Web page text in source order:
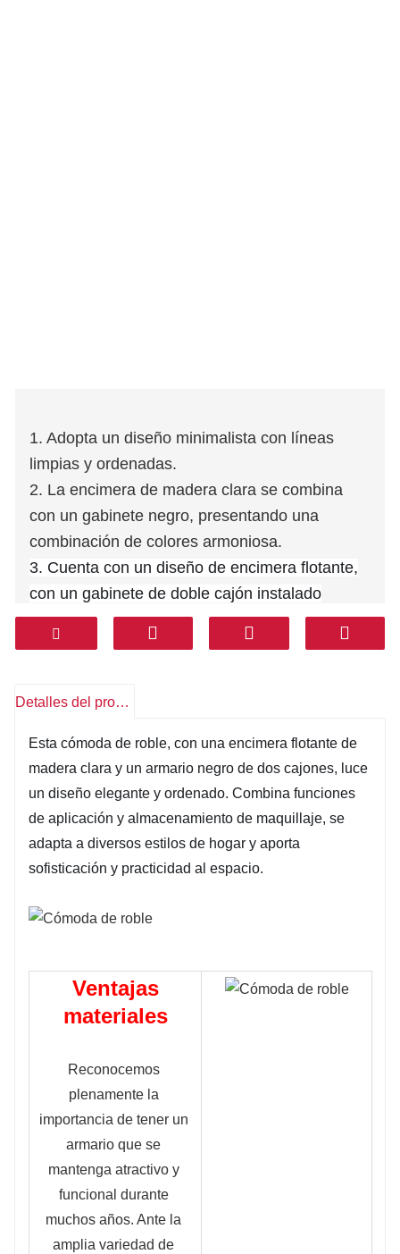
1. Adopta un diseño minimalista con líneas
limpias y ordenadas.
2. La encimera de madera clara se combina
con un gabinete negro, presentando una
combinación de colores armoniosa.
3. Cuenta con un diseño de encimera flotante,
con un gabinete de doble cajón instalado
debajo.
4. Combina una encimera de maquillaje y un
5. Mejora la eficiencia del maquillaje y agrega
Detalles del producto
Esta cómoda de roble, con una encimera flotante de
madera clara y un armario negro de dos cajones, luce
un diseño elegante y ordenado. Combina funciones
de aplicación y almacenamiento de maquillaje, se
adapta a diversos estilos de hogar y aporta
sofisticación y practicidad al espacio.
Ventajas
materiales
Reconocemos
plenamente la
importancia de tener un
armario que se
mantenga atractivo y
funcional durante
muchos años. Ante la
amplia variedad de